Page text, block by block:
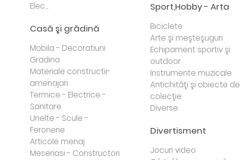
Elec...
Casă şi grădină
Mobila - Decoratiuni
Gradina
Materiale constructii-
amenajari
Termice - Electrice -
Sanitare
Unelte - Scule -
Feronerie
Articole menaj
Meseriasi - Constructori
Sport,Hobby - Arta
Biciclete
Arte şi meşteşuguri
Echipament sportiv şi
outdoor
Instrumente muzicale
Antichităţi şi obiecte de
colecţie
Diverse
Divertisment
Jocuri video